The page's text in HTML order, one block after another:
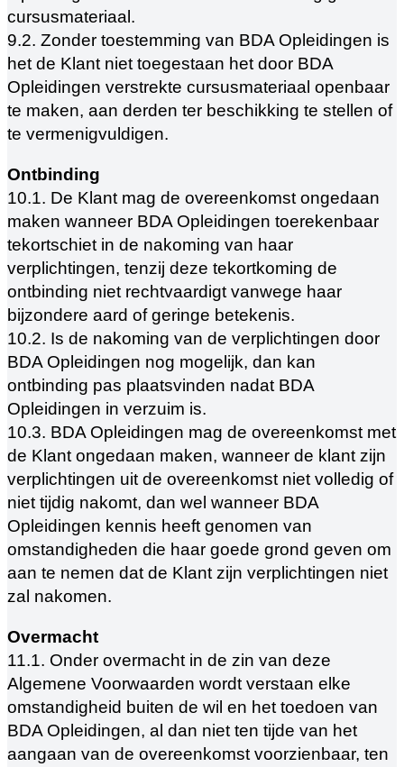
cursusmateriaal.
9.2. Zonder toestemming van BDA Opleidingen is
het de Klant niet toegestaan het door BDA
Opleidingen verstrekte cursusmateriaal openbaar
te maken, aan derden ter beschikking te stellen of
te vermenigvuldigen.
Ontbinding
10.1. De Klant mag de overeenkomst ongedaan
maken wanneer BDA Opleidingen toerekenbaar
tekortschiet in de nakoming van haar
verplichtingen, tenzij deze tekortkoming de
ontbinding niet rechtvaardigt vanwege haar
bijzondere aard of geringe betekenis.
10.2. Is de nakoming van de verplichtingen door
BDA Opleidingen nog mogelijk, dan kan
ontbinding pas plaatsvinden nadat BDA
Opleidingen in verzuim is.
10.3. BDA Opleidingen mag de overeenkomst met
de Klant ongedaan maken, wanneer de klant zijn
verplichtingen uit de overeenkomst niet volledig of
niet tijdig nakomt, dan wel wanneer BDA
Opleidingen kennis heeft genomen van
omstandigheden die haar goede grond geven om
aan te nemen dat de Klant zijn verplichtingen niet
zal nakomen.
Overmacht
11.1. Onder overmacht in de zin van deze
Algemene Voorwaarden wordt verstaan elke
omstandigheid buiten de wil en het toedoen van
BDA Opleidingen, al dan niet ten tijde van het
aangaan van de overeenkomst voorzienbaar, ten